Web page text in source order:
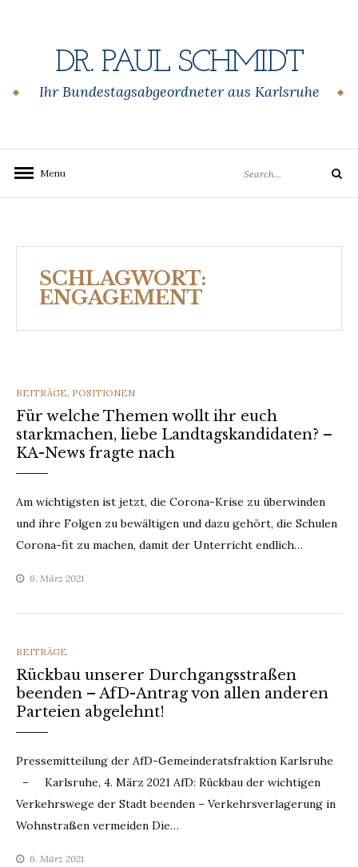
DR. PAUL SCHMIDT
Ihr Bundestagsabgeordneter aus Karlsruhe
Menu
for:
Search
SCHLAGWORT:
ENGAGEMENT
CATEGORIES
BEITRÄGE, POSITIONEN
Für welche Themen wollt ihr euch
starkmachen, liebe Landtagskandidaten? –
KA-News fragte nach
Am wichtigsten ist jetzt, die Corona-Krise zu überwinden
und ihre Folgen zu bewältigen und dazu gehört, die Schulen
Corona-fit zu machen, damit der Unterricht endlich…
6. März 2021
CATEGORIES
BEITRÄGE
Rückbau unserer Durchgangsstraßen
beenden – AfD-Antrag von allen anderen
Parteien abgelehnt!
Pressemitteilung der AfD-Gemeinderatsfraktion Karlsruhe
– Karlsruhe, 4. März 2021 AfD: Rückbau der wichtigen
Verkehrswege der Stadt beenden – Verkehrsverlagerung in
Wohnstraßen vermeiden Die…
6. März 2021